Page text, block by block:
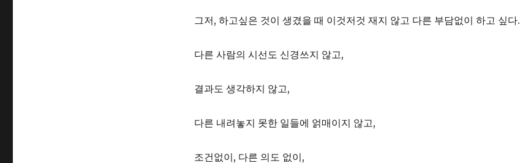
그저, 하고싶은 것이 생겼을 때 이것저것 재지 않고 다른 부담없이 하고 싶다.
다른 사람의 시선도 신경쓰지 않고,
결과도 생각하지 않고,
다른 내려놓지 못한 일들에 얽매이지 않고,
조건없이, 다른 의도 없이,